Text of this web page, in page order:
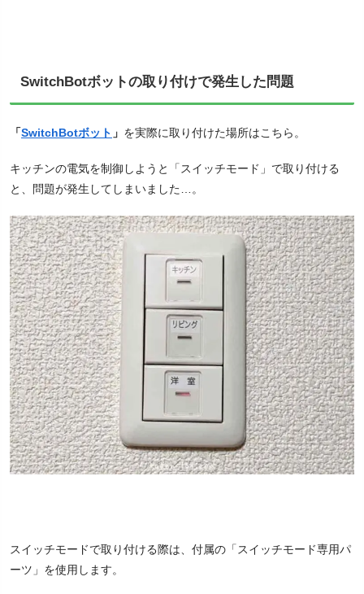
SwitchBotボットの取り付けで発生した問題
「SwitchBotボット 」 を実際に取り付けた場所はこちら。
キッチンの電気を制御しようと「スイッチモード」で取り付ける
と、問題が発生してしまいました…。
スイッチモードで取り付ける際は、付属の「スイッチモード専用パ
ーツ」を使用します。